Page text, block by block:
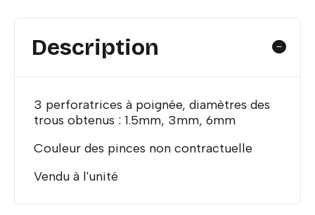
Description
3 perforatrices à poignée, diamètres des
trous obtenus : 1.5mm, 3mm, 6mm
Couleur des pinces non contractuelle
Vendu à l'unité